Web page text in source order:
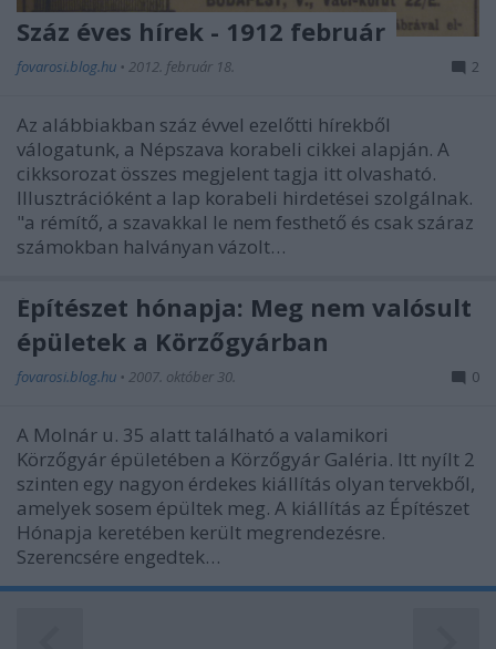
Száz éves hírek - 1912 február
fovarosi.blog.hu • 2012. február 18. 2
Az alábbiakban száz évvel ezelőtti hírekből
válogatunk, a Népszava korabeli cikkei alapján. A
cikksorozat összes megjelent tagja itt olvasható.
Illusztrációként a lap korabeli hirdetései szolgálnak.
"a rémítő, a szavakkal le nem festhető és csak száraz
számokban halványan vázolt…
Építészet hónapja: Meg nem valósult
épületek a Körzőgyárban
fovarosi.blog.hu • 2007. október 30. 0
A Molnár u. 35 alatt található a valamikori
Körzőgyár épületében a Körzőgyár Galéria. Itt nyílt 2
szinten egy nagyon érdekes kiállítás olyan tervekből,
amelyek sosem épültek meg. A kiállítás az Építészet
Hónapja keretében került megrendezésre.
Szerencsére engedtek…